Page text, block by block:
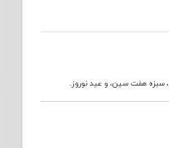
،سبزه هفت سین، و عید نوروز .